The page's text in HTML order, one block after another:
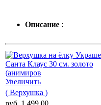
Описание :
Увеличить
( Верхушка )
руб. 1 499,00